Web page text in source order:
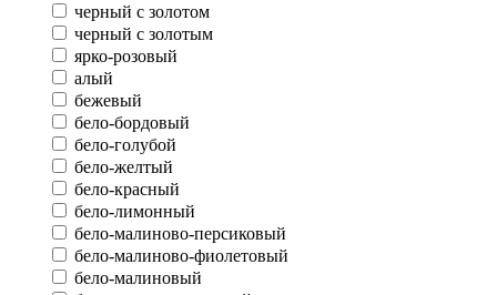
черный с золотом
черный с золотым
ярко-розовый
алый
бежевый
бело-бордовый
бело-голубой
бело-желтый
бело-красный
бело-лимонный
бело-малиново-персиковый
бело-малиново-фиолетовый
бело-малиновый